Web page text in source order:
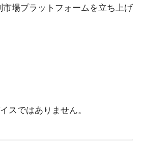
場プラットフォームを立ち上げ
スではありません。